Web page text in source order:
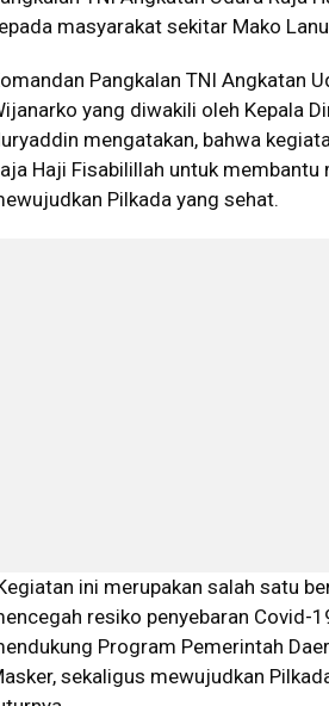
masyarakat sekitar Mako
Pangkalan TNI Angkatan
yang diwakili oleh Kepala
mengatakan, bahwa
Haji Fisabilillah untuk
Pilkada yang sehat.
ini merupakan salah satu
resiko penyebaran Covid-
Program Pemerintah
sekaligus mewujudkan